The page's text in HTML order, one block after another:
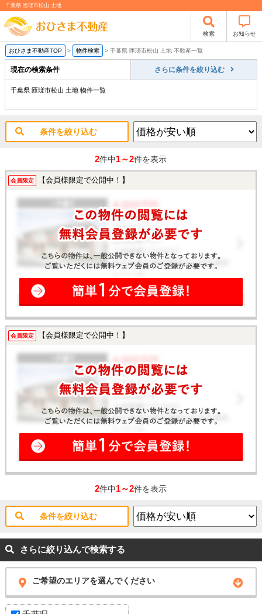
千葉県 匝瑳市松山 土地
検索 お知らせ
おひさま不動産TOP > 物件検索 > 千葉県 匝瑳市松山 土地 不動産一覧
現在の検索条件 さらに条件を絞り込む
千葉県 匝瑳市松山 土地 物件一覧
条件を絞り込む
2件中1～2件を表示
会員限定 【会員様限定で公開中！】
会員限定 【会員様限定で公開中！】
2件中1～2件を表示
条件を絞り込む
さらに絞り込んで検索する
ご希望のエリアを選んでください